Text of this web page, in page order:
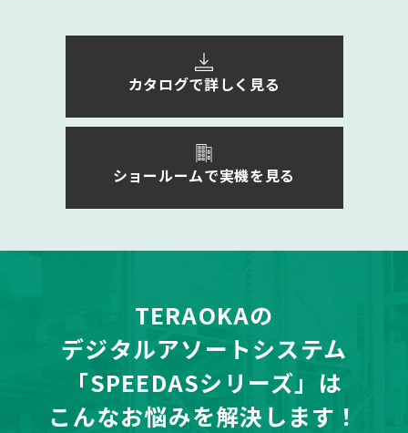
カタログで詳しく見る
ショールームで実機を見る
TERAOKAの
デジタルアソートシステム
「SPEEDASシリーズ」は
こんなお悩みを解決します！